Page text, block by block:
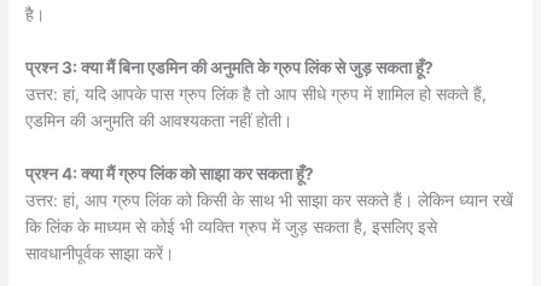
है।
प्रश्न 3: क्या मैं बिना एडमिन की अनुमति के ग्रुप लिंक से जुड़ सकता हूँ?
उत्तर: हां, यदि आपके पास ग्रुप लिंक है तो आप सीधे ग्रुप में शामिल हो सकते हैं,
एडमिन की अनुमति की आवश्यकता नहीं होती।
प्रश्न 4: क्या मैं ग्रुप लिंक को साझा कर सकता हूँ?
उत्तर: हां, आप ग्रुप लिंक को किसी के साथ भी साझा कर सकते हैं। लेकिन ध्यान रखें
कि लिंक के माध्यम से कोई भी व्यक्ति ग्रुप में जुड़ सकता है, इसलिए इसे
सावधानीपूर्वक साझा करें।